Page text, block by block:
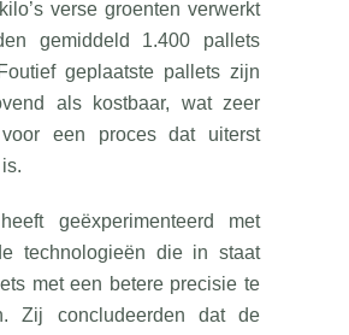
verse groenten verwerkt
gemiddeld 1.400 pallets
geplaatste pallets zijn
als kostbaar, wat zeer
een proces dat uiterst
geëxperimenteerd met
technologieën die in staat
met een betere precisie te
Zij concludeerden dat de